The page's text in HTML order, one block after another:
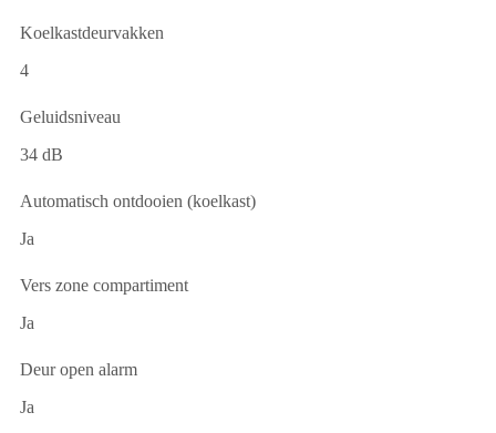
Koelkastdeurvakken
4
Geluidsniveau
34 dB
Automatisch ontdooien (koelkast)
Ja
Vers zone compartiment
Ja
Deur open alarm
Ja